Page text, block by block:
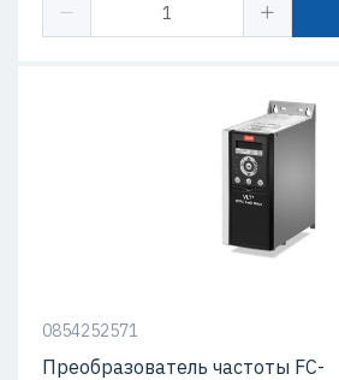
0854252571
Преобразователь частоты FC-